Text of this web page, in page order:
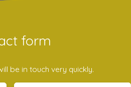
form
be in touch very quickly.